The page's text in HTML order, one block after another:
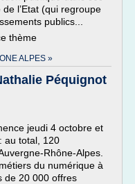
l’Etat (qui regroupe
publics...
thème
ALPES »
Péquignot
jeudi 4 octobre et
au total, 120
Rhône-Alpes.
du numérique à
de 20 000 offres